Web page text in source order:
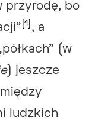
przyrodę, bo
[1] , a
(w
) jeszcze
ludzkich